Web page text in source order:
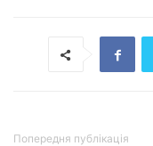
Попередня публікація